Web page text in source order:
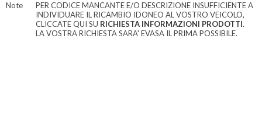
Note
PER CODICE MANCANTE E/O DESCRIZIONE INSUFFICIENTE A
INDIVIDUARE IL RICAMBIO IDONEO AL VOSTRO VEICOLO,
CLICCATE QUI SU RICHIESTA INFORMAZIONI PRODOTTI.
LA VOSTRA RICHIESTA SARA' EVASA IL PRIMA POSSIBILE.